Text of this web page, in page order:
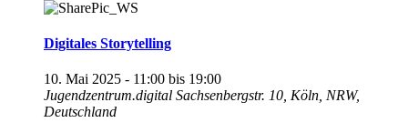
Digitales Storytelling
10. Mai 2025 - 11:00 bis 19:00
Jugendzentrum.digital Sachsenbergstr. 10, Köln, NRW,
Deutschland